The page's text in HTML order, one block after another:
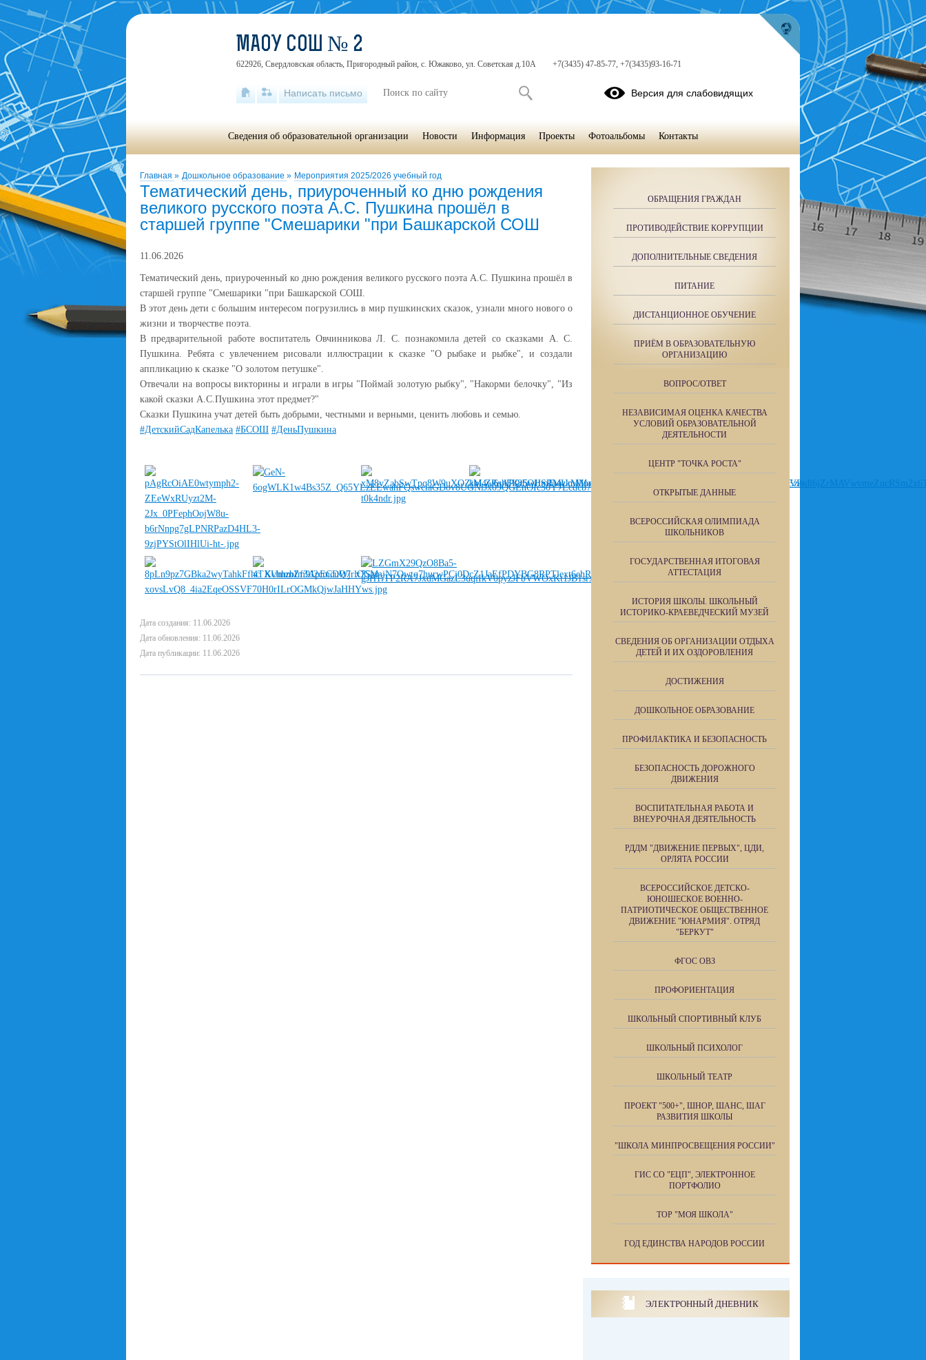
Главная » Дошкольное образование » Мероприятия 2025/2026 учебный год
Тематический день, приуроченный ко дню рождения
великого русского поэта А.С. Пушкина прошёл в
старшей группе "Смешарики "при Башкарской СОШ
11.06.2026
Тематический день, приуроченный ко дню рождения великого русского поэта А.С. Пушкина прошёл в
старшей группе "Смешарики "при Башкарской СОШ.
️В этот день дети с большим интересом погрузились в мир пушкинских сказок, узнали много нового о
жизни и творчестве поэта.
️В предварительной работе воспитатель Овчинникова Л. С. познакомила детей со сказками А. С.
Пушкина. Ребята с увлечением рисовали иллюстрации к сказке "О рыбаке и рыбке", и создали
аппликацию к сказке "О золотом петушке".
Отвечали на вопросы викторины и играли в игры "Поймай золотую рыбку", "Накорми белочку", "Из
какой сказки А.С.Пушкина этот предмет?"
️Сказки Пушкина учат детей быть добрыми, честными и верными, ценить любовь и семью.
#ДетскийСадКапелька #БСОШ #ДеньПушкина
Дата создания: 11.06.2026
Дата обновления: 11.06.2026
Дата публикации: 11.06.2026
ОБРАЩЕНИЯ ГРАЖДАН
ПРОТИВОДЕЙСТВИЕ КОРРУПЦИИ
ДОПОЛНИТЕЛЬНЫЕ СВЕДЕНИЯ
ПИТАНИЕ
ДИСТАНЦИОННОЕ ОБУЧЕНИЕ
ПРИЁМ В ОБРАЗОВАТЕЛЬНУЮ
ОРГАНИЗАЦИЮ
ВОПРОС/ОТВЕТ
НЕЗАВИСИМАЯ ОЦЕНКА КАЧЕСТВА
УСЛОВИЙ ОБРАЗОВАТЕЛЬНОЙ
ДЕЯТЕЛЬНОСТИ
ЦЕНТР "ТОЧКА РОСТА"
ОТКРЫТЫЕ ДАННЫЕ
ВСЕРОССИЙСКАЯ ОЛИМПИАДА
ШКОЛЬНИКОВ
ГОСУДАРСТВЕННАЯ ИТОГОВАЯ
АТТЕСТАЦИЯ
ИСТОРИЯ ШКОЛЫ. ШКОЛЬНЫЙ
ИСТОРИКО-КРАЕВЕДЧЕСКИЙ МУЗЕЙ
СВЕДЕНИЯ ОБ ОРГАНИЗАЦИИ ОТДЫХА
ДЕТЕЙ И ИХ ОЗДОРОВЛЕНИЯ
ДОСТИЖЕНИЯ
ДОШКОЛЬНОЕ ОБРАЗОВАНИЕ
ПРОФИЛАКТИКА И БЕЗОПАСНОСТЬ
БЕЗОПАСНОСТЬ ДОРОЖНОГО
ДВИЖЕНИЯ
ВОСПИТАТЕЛЬНАЯ РАБОТА И
ВНЕУРОЧНАЯ ДЕЯТЕЛЬНОСТЬ
РДДМ "ДВИЖЕНИЕ ПЕРВЫХ", ЦДИ,
ОРЛЯТА РОССИИ
ВСЕРОССИЙСКОЕ ДЕТСКО-
ЮНОШЕСКОЕ ВОЕННО-
ПАТРИОТИЧЕСКОЕ ОБЩЕСТВЕННОЕ
ДВИЖЕНИЕ "ЮНАРМИЯ". ОТРЯД
"БЕРКУТ"
ФГОС ОВЗ
ПРОФОРИЕНТАЦИЯ
ШКОЛЬНЫЙ СПОРТИВНЫЙ КЛУБ
ШКОЛЬНЫЙ ПСИХОЛОГ
ШКОЛЬНЫЙ ТЕАТР
ПРОЕКТ "500+", ШНОР, ШАНС, ШАГ
РАЗВИТИЯ ШКОЛЫ
"ШКОЛА МИНПРОСВЕЩЕНИЯ РОССИИ"
ГИС СО "ЕЦП", ЭЛЕКТРОННОЕ
ПОРТФОЛИО
ТОР "МОЯ ШКОЛА"
ГОД ЕДИНСТВА НАРОДОВ РОССИИ
ЭЛЕКТРОННЫЙ ДНЕВНИК
МАОУ СОШ № 2
622926, Свердловская область, Пригородный район, с. Южаково, ул. Советская д.10А +7(3435) 47-85-77, +7(3435)93-16-71
Написать письмо Версия для слабовидящих
Сведения об образовательной организации Новости Информация Проекты Фотоальбомы Контакты